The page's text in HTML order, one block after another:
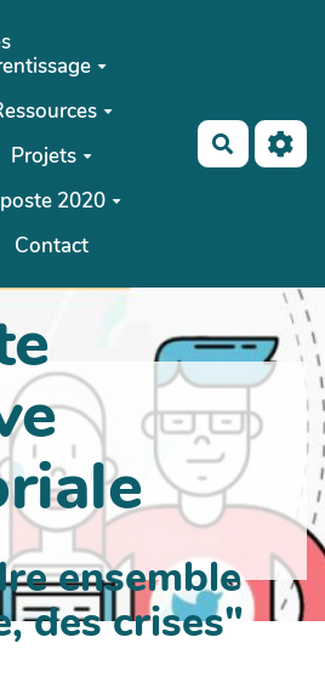
Projets
2020
Contact
ensemble
des crises"